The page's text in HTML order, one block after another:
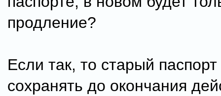
продление?
Если так, то старый
сохранять до окончания